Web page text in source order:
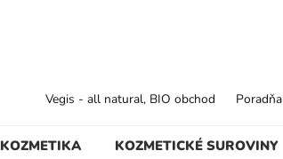
KOZMETIKA KOZMETICKÉ SUROVINY
Vegis - all natural, BIO obchod Poradňa